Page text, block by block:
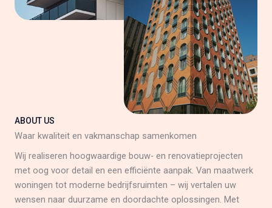
ABOUT US
Waar kwaliteit en vakmanschap samenkomen
Wij realiseren hoogwaardige bouw- en renovatieprojecten
met oog voor detail en een efficiënte aanpak. Van maatwerk
woningen tot moderne bedrijfsruimten – wij vertalen uw
wensen naar duurzame en doordachte oplossingen. Met